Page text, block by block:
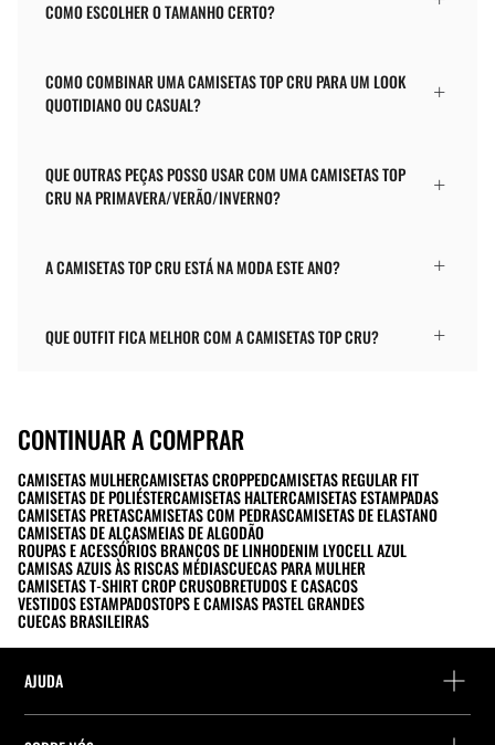
COMO ESCOLHER O TAMANHO CERTO?
COMO COMBINAR UMA CAMISETAS TOP CRU PARA UM LOOK
QUOTIDIANO OU CASUAL?
QUE OUTRAS PEÇAS POSSO USAR COM UMA CAMISETAS TOP
CRU NA PRIMAVERA/VERÃO/INVERNO?
A CAMISETAS TOP CRU ESTÁ NA MODA ESTE ANO?
QUE OUTFIT FICA MELHOR COM A CAMISETAS TOP CRU?
CONTINUAR A COMPRAR
CAMISETAS MULHERCAMISETAS CROPPEDCAMISETAS REGULAR FIT
CAMISETAS DE POLIÉSTERCAMISETAS HALTERCAMISETAS ESTAMPADAS
CAMISETAS PRETASCAMISETAS COM PEDRASCAMISETAS DE ELASTANO
CAMISETAS DE ALÇASMEIAS DE ALGODÃO
ROUPAS E ACESSÓRIOS BRANCOS DE LINHODENIM LYOCELL AZUL
CAMISAS AZUIS ÀS RISCAS MÉDIASCUECAS PARA MULHER
CAMISETAS T-SHIRT CROP CRUSOBRETUDOS E CASACOS
VESTIDOS ESTAMPADOSTOPS E CAMISAS PASTEL GRANDES
CUECAS BRASILEIRAS
AJUDA